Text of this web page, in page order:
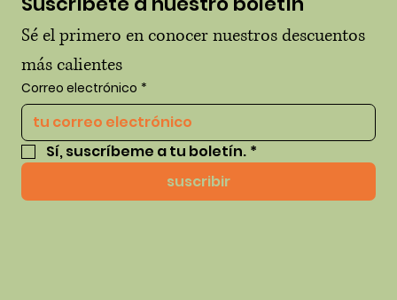
Sé el primero en conocer nuestros descuentos
más calientes
Correo electrónico *
Sí, suscríbeme a tu boletín. *
suscribir